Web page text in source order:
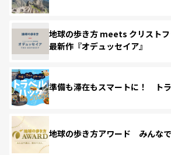
地球の歩き方 meets クリスト
最新作『オデュッセイア』
準備も滞在もスマートに！ ト
地球の歩き方アワード みんなで